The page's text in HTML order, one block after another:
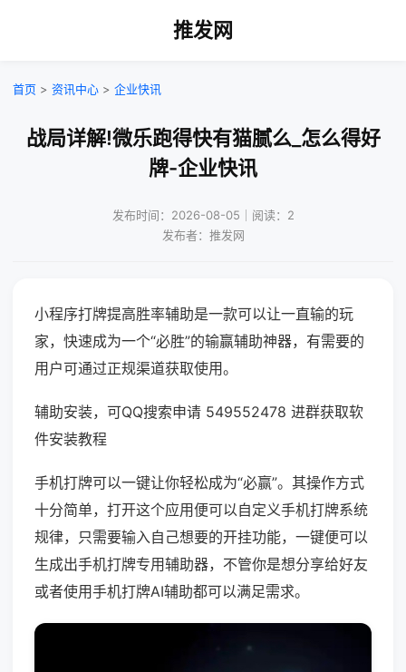
推发网
首页 > 资讯中心 > 企业快讯
战局详解!微乐跑得快有猫腻么_怎么得好
牌-企业快讯
发布时间：2026-08-05｜阅读：2
发布者：推发网
小程序打牌提高胜率辅助是一款可以让一直输的玩
家，快速成为一个“必胜”的输赢辅助神器，有需要的
用户可通过正规渠道获取使用。
辅助安装，可QQ搜索申请 549552478 进群获取软
件安装教程
手机打牌可以一键让你轻松成为“必赢”。其操作方式
十分简单，打开这个应用便可以自定义手机打牌系统
规律，只需要输入自己想要的开挂功能，一键便可以
生成出手机打牌专用辅助器，不管你是想分享给好友
或者使用手机打牌AI辅助都可以满足需求。